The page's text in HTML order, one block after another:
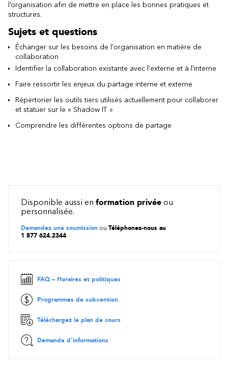
l’organisation afin de mettre en place les bonnes pratiques et
structures.
Sujets et questions
Échanger sur les besoins de l'organisation en matière de
collaboration
Identifier la collaboration existante avec l'externe et à l’interne
Faire ressortir les enjeux du partage interne et externe
Répertorier les outils tiers utilisés actuellement pour collaborer
et statuer sur le « Shadow IT »
Comprendre les différentes options de partage
Disponible aussi en formation privée ou
personnalisée.
Demandez une soumission ou Téléphonez-nous au
1 877 624.2344
FAQ – Horaires et politiques
Programmes de subvention
Téléchargez le plan de cours
Demande d’informations